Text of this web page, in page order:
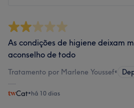
As condições de higiene deixam
aconselho de todo
Tratamento por Marlene Youssef•
Cat•há 10 dias